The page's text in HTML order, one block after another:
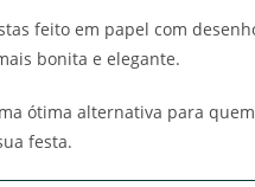
feito em papel com
bonita e elegante.
ótima alternativa para
festa.